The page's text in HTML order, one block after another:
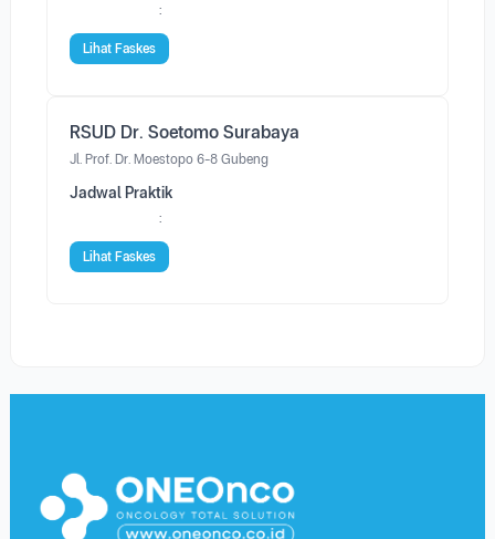
:
Lihat Faskes
RSUD Dr. Soetomo Surabaya
Jl. Prof. Dr. Moestopo 6-8 Gubeng
Jadwal Praktik
:
Lihat Faskes